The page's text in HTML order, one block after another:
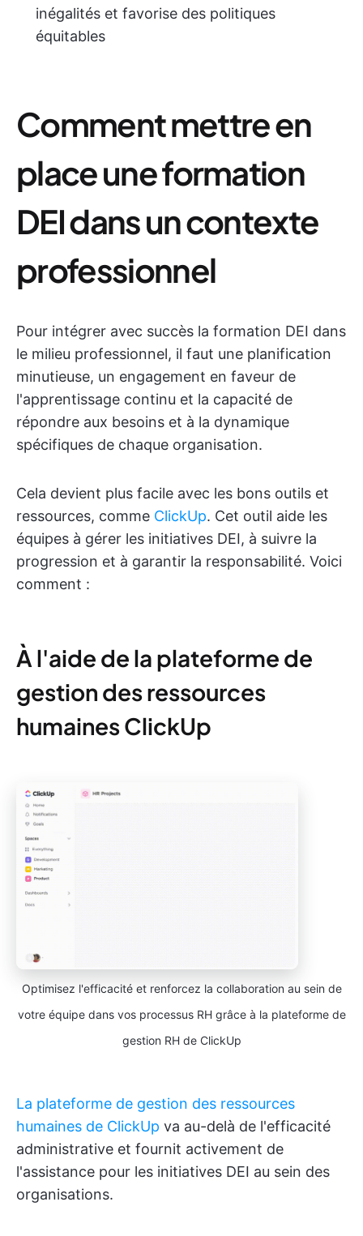
inégalités et favorise des politiques
équitables
Comment mettre en
place une formation
DEI dans un contexte
professionnel
Pour intégrer avec succès la formation DEI dans
le milieu professionnel, il faut une planification
minutieuse, un engagement en faveur de
l'apprentissage continu et la capacité de
répondre aux besoins et à la dynamique
spécifiques de chaque organisation.
Cela devient plus facile avec les bons outils et
ressources, comme ClickUp. Cet outil aide les
équipes à gérer les initiatives DEI, à suivre la
progression et à garantir la responsabilité. Voici
comment :
À l'aide de la plateforme de
gestion des ressources
humaines ClickUp
Optimisez l'efficacité et renforcez la collaboration au sein de
votre équipe dans vos processus RH grâce à la plateforme de
gestion RH de ClickUp
La plateforme de gestion des ressources
humaines de ClickUp va au-delà de l'efficacité
administrative et fournit activement de
l'assistance pour les initiatives DEI au sein des
organisations.